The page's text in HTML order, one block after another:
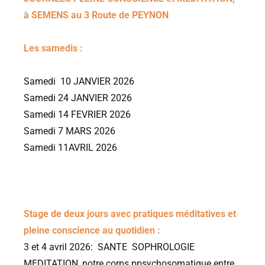
à SEMENS au 3 Route de PEYNON
Les samedis :
Samedi 10 JANVIER 2026
Samedi 24 JANVIER 2026
Samedi 14 FEVRIER 2026
Samedi 7 MARS 2026
Samedi 11AVRIL 2026
Stage de deux jours avec pratiques méditatives et
pleine conscience au quotidien :
3 et 4 avril 2026: SANTE SOPHROLOGIE